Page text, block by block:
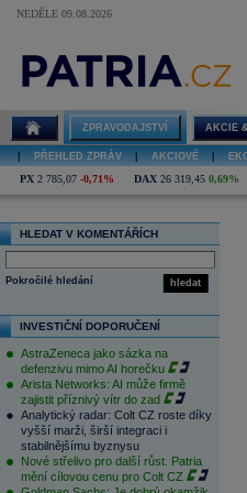
NEDĚLE 09.08.2026
ZPRAVODAJSTVÍ AKCIE
PŘEHLED ZPRÁV AKCIOVÉ
PX 2 785,07 -0,71% DAX 26 319,45 0,69%
HLEDAT V KOMENTÁŘÍCH
hledat
Pokročilé hledání
INVESTIČNÍ DOPORUČENÍ
AstraZeneca jako sázka na
defenzivu mimo AI horečku
Arista Networks: AI může firmě
zajistit příznivý vítr do zad
Analytický radar: Colt CZ roste díky
vyšší marži, širší integraci i
stabilnějšímu byznysu
Nové střelivo pro další růst. Patria
mění cílovou cenu pro Colt CZ